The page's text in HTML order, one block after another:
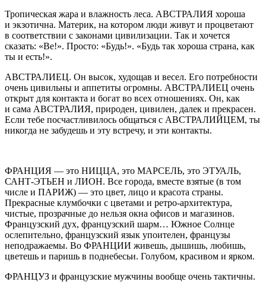
Тропическая жара и влажность леса. АВСТРАЛИЯ хороша
и экзотична. Материк, на котором люди живут и процветают
в соответствии с законами цивилизации. Так и хочется
сказать: «Be!». Просто: «Будь!». «Будь так хороша страна, как
ты и есть!».
АВСТРАЛИЕЦ. Он высок, худощав и весел. Его потребности
очень цивильны и аппетиты огромны. АВСТРАЛИЕЦ очень
открыт для контакта и богат во всех отношениях. Он, как
и сама АВСТРАЛИЯ, природен, цивилен, далек и прекрасен.
Если тебе посчастливилось общаться с АВСТРАЛИЙЦЕМ, ты
никогда не забудешь и эту встречу, и эти контакты.
ФРАНЦИЯ — это НИЦЦА, это МАРСЕЛЬ, это ЭТУАЛЬ,
САНТ-ЭТЬЕН и ЛИОН. Все города, вместе взятые (в том
числе и ПАРИЖ) — это цвет, лицо и красота страны.
Прекрасные клумбочки с цветами и ретро-архитектура,
чистые, прозрачные до нельзя окна офисов и магазинов.
Французский дух, французский шарм… Южное Солнце
ослепительно, французский язык упоителен, французы
неподражаемы. Во ФРАНЦИИ живешь, дышишь, любишь,
цветешь и паришь в поднебесьи. Голубом, красивом и ярком.
ФРАНЦУЗ и французские мужчины вообще очень тактичны.